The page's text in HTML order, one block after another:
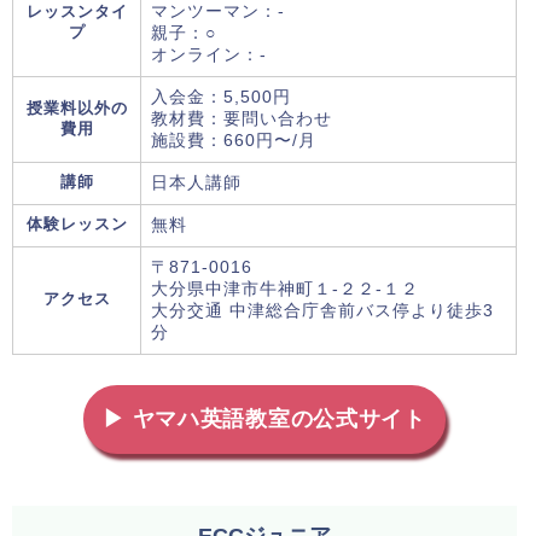
レッスンタイ
プ
マンツーマン：-
親子：○
オンライン：-
授業料以外の
費用
入会金：5,500円
教材費：要問い合わせ
施設費：660円〜/月
講師 日本人講師
体験レッスン 無料
アクセス
〒871-0016
大分県中津市牛神町１-２２-１２
大分交通 中津総合庁舎前バス停より徒歩3
分
▶ ヤマハ英語教室の公式サイト